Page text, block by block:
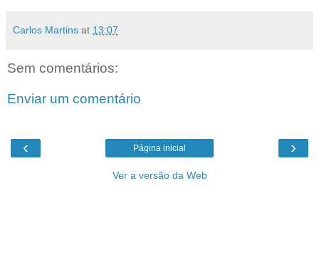
Carlos Martins at 13:07
Sem comentários:
Enviar um comentário
‹ ›
Página inicial
Ver a versão da Web